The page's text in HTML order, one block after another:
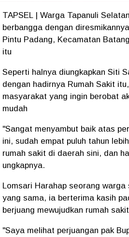
TAPSEL | Warga Tapanuli
berbangga dengan
Pintu Padang, Kecamatan
itu
Seperti halnya diungkapkan Siti
dengan hadirnya Rumah Sakit
masyarakat yang ingin berobat
mudah
"Sangat menyambut baik atas
ini, sudah empat puluh tahun
rumah sakit di daerah sini, dan
ungkapnya.
Lomsari Harahap seorang warga
yang sama, ia berterima kasih
berjuang mewujudkan rumah
"Saya melihat perjuangan pak